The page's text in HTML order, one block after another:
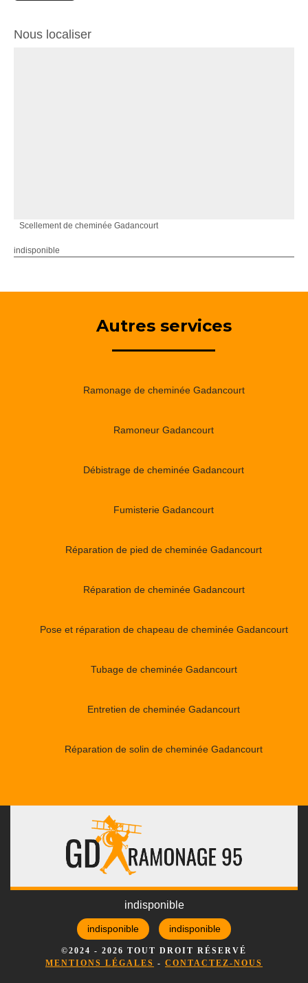
Nous localiser
Scellement de cheminée Gadancourt
indisponible
Autres services
Ramonage de cheminée Gadancourt
Ramoneur Gadancourt
Débistrage de cheminée Gadancourt
Fumisterie Gadancourt
Réparation de pied de cheminée Gadancourt
Réparation de cheminée Gadancourt
Pose et réparation de chapeau de cheminée Gadancourt
Tubage de cheminée Gadancourt
Entretien de cheminée Gadancourt
Réparation de solin de cheminée Gadancourt
indisponible
indisponible indisponible
©2024 - 2026 TOUT DROIT RÉSERVÉ
MENTIONS LÉGALES - CONTACTEZ-NOUS